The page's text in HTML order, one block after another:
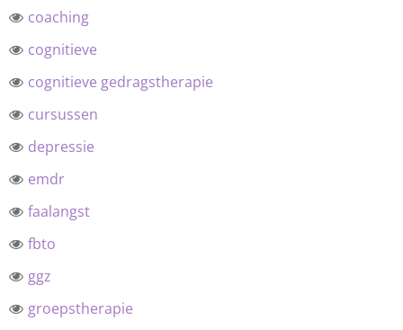
coaching
cognitieve
cognitieve gedragstherapie
cursussen
depressie
emdr
faalangst
fbto
ggz
groepstherapie